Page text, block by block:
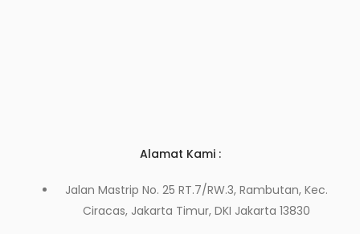
Alamat Kami :
Jalan Mastrip No. 25 RT.7/RW.3, Rambutan, Kec.
Ciracas, Jakarta Timur, DKI Jakarta 13830